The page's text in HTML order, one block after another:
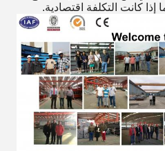
إذا كانت التكلفة اقتصادية.